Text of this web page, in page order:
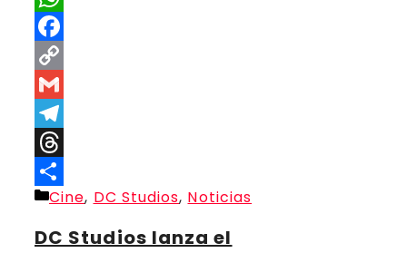
WhatsApp
Facebook
Copy
Link
Gmail
Telegram
Threads
Compartir
Categorías
Cine, DC Studios, Noticias
DC Studios lanza el